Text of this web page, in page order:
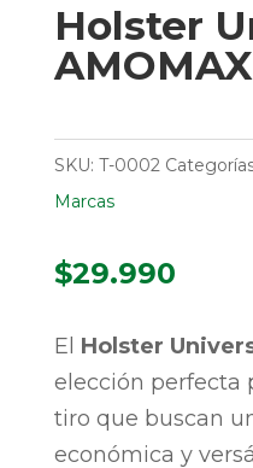
Holster
AMOMAX
SKU: T-0002
Marcas
$29.990
El Holster
elección perfecta
tiro que buscan
económica y